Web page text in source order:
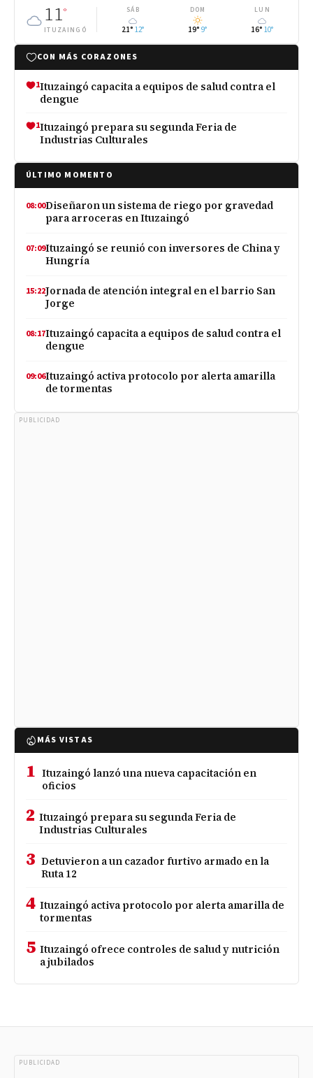
11°
ITUZAINGÓ
SÁB
21° 12°
DOM
19° 9°
LUN
16° 10°
CON MÁS CORAZONES
1Ituzaingó capacita a equipos de salud contra el
dengue
1Ituzaingó prepara su segunda Feria de
Industrias Culturales
ÚLTIMO MOMENTO
08:00Diseñaron un sistema de riego por gravedad
para arroceras en Ituzaingó
07:09Ituzaingó se reunió con inversores de China y
Hungría
15:22Jornada de atención integral en el barrio San
Jorge
08:17Ituzaingó capacita a equipos de salud contra el
dengue
09:06Ituzaingó activa protocolo por alerta amarilla
de tormentas
PUBLICIDAD
MÁS VISTAS
1 Ituzaingó lanzó una nueva capacitación en
oficios
2 Ituzaingó prepara su segunda Feria de
Industrias Culturales
3 Detuvieron a un cazador furtivo armado en la
Ruta 12
4 Ituzaingó activa protocolo por alerta amarilla de
tormentas
5 Ituzaingó ofrece controles de salud y nutrición
a jubilados
PUBLICIDAD